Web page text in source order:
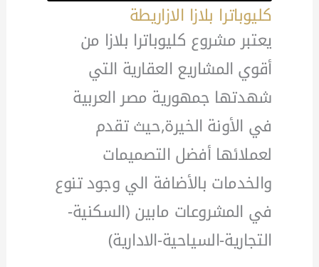
كليوباترا بلازا الازاريطة
يعتبر مشروع كليوباترا بلازا من
أقوي المشاريع العقارية التي
شهدتها جمهورية مصر العربية
في الأونة الخيرة,حيث تقدم
لعملائها أفضل التصميمات
والخدمات بالأضافة الي وجود تنوع
في المشروعات مابين (السكنية-
التجارية-السياحية-الادارية)